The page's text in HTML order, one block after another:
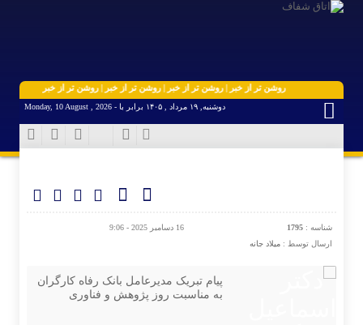
روشن تر از خبر | روشن تر از خبر | روشن تر از خبر | روشن تر از خبر | روشن تر از
دوشنبه, ۱۹ مرداد , ۱۴۰۵ برابر با - Monday, 10 August , 2026
شناسه : 1795
16 دسامبر 2025 - 9:06
ارسال توسط : میلاد جانه
پیام تبریک مدیرعامل بانک رفاه کارگران
به مناسبت روز پژوهش و فناوری